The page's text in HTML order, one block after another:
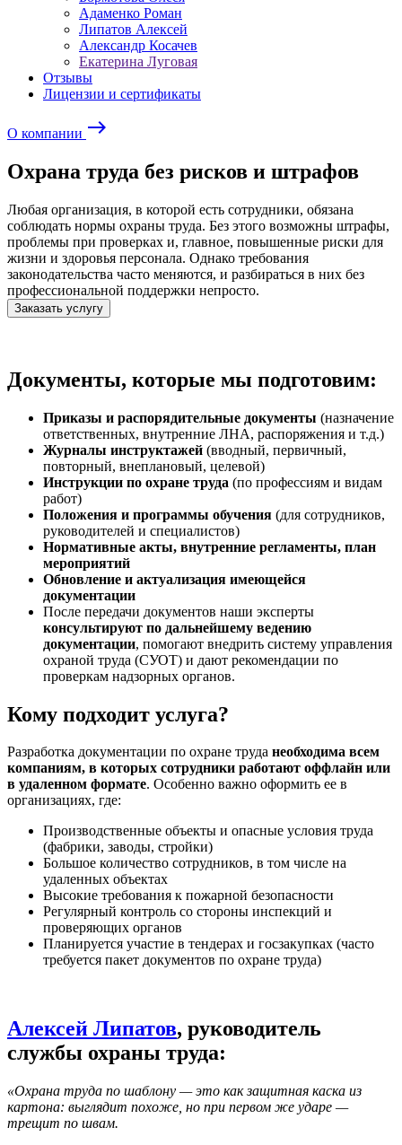
Адаменко Роман
Липатов Алексей
Александр Косачев
Екатерина Луговая
Отзывы
Лицензии и сертификаты
О компании east
Охрана труда без рисков и штрафов
Любая организация, в которой есть сотрудники, обязана
соблюдать нормы охраны труда. Без этого возможны штрафы,
проблемы при проверках и, главное, повышенные риски для
жизни и здоровья персонала. Однако требования
законодательства часто меняются, и разбираться в них без
профессиональной поддержки непросто.
Заказать услугу
Документы, которые мы подготовим:
Приказы и распорядительные документы (назначение
ответственных, внутренние ЛНА, распоряжения и т.д.)
Журналы инструктажей (вводный, первичный,
повторный, внеплановый, целевой)
Инструкции по охране труда (по профессиям и видам
работ)
Положения и программы обучения (для сотрудников,
руководителей и специалистов)
Нормативные акты, внутренние регламенты, план
мероприятий
Обновление и актуализация имеющейся
документации
После передачи документов наши эксперты
консультируют по дальнейшему ведению
документации, помогают внедрить систему управления
охраной труда (СУОТ) и дают рекомендации по
проверкам надзорных органов.
Кому подходит услуга?
Разработка документации по охране труда необходима всем
компаниям, в которых сотрудники работают оффлайн или
в удаленном формате. Особенно важно оформить ее в
организациях, где:
Производственные объекты и опасные условия труда
(фабрики, заводы, стройки)
Большое количество сотрудников, в том числе на
удаленных объектах
Высокие требования к пожарной безопасности
Регулярный контроль со стороны инспекций и
проверяющих органов
Планируется участие в тендерах и госзакупках (часто
требуется пакет документов по охране труда)
Алексей Липатов, руководитель
службы охраны труда:
«Охрана труда по шаблону — это как защитная каска из
картона: выглядит похоже, но при первом же ударе —
трещит по швам.